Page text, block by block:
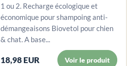
1 ou 2. Recharge écologique et
économique pour shampoing anti-
démangeaisons Biovetol pour chien
& chat. A base...
18,98 EUR Voir le produit